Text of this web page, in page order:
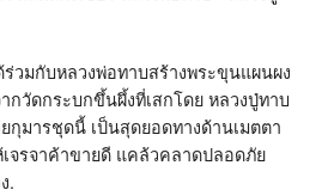
วมกับหลวงพ่อทาบสร้างพระขุนแผนผง
กวัดกระบกขึ้นผึ้งที่เสกโดย หลวงปู่ทาบ
กุมารชุดนี้ เป็นสุดยอดทางด้านเมตตา
จรจาค้าขายดี แคล้วคลาดปลอดภัย
.